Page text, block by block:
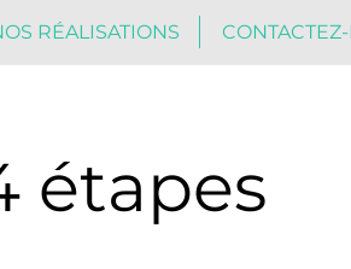
RÉALISATIONS
étapes